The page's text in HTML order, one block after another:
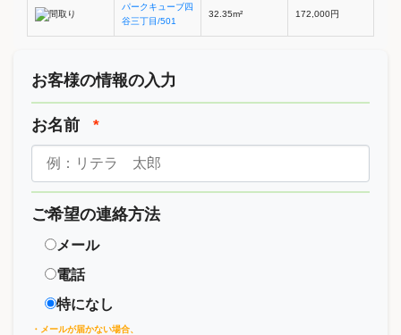
パークキューブ四
谷三丁目/501
32.35m² 172,000円
お客様の情報の入力
お名前 *
ご希望の連絡方法
メール
電話
特になし
・メールが届かない場合、